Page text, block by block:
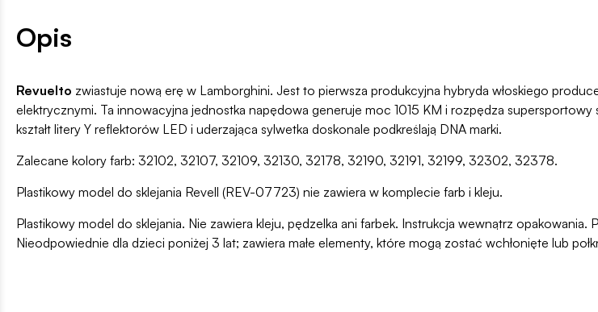
Opis
Revuelto zwiastuje nową erę w Lamborghini. Jest to pierwsza produkcyjna hybryda włoskiego
elektrycznymi. Ta innowacyjna jednostka napędowa generuje moc 1015 KM i rozpędza
kształt litery Y reflektorów LED i uderzająca sylwetka doskonale podkreślają DNA marki.
Zalecane kolory farb: 32102, 32107, 32109, 32130, 32178, 32190, 32191, 32199, 32302, 32378.
Plastikowy model do sklejania Revell (REV-07723) nie zawiera w komplecie farb i kleju.
Plastikowy model do sklejania. Nie zawiera kleju, pędzelka ani farbek. Instrukcja wewnątrz
Nieodpowiednie dla dzieci poniżej 3 lat; zawiera małe elementy, które mogą zostać wchłonięte lub